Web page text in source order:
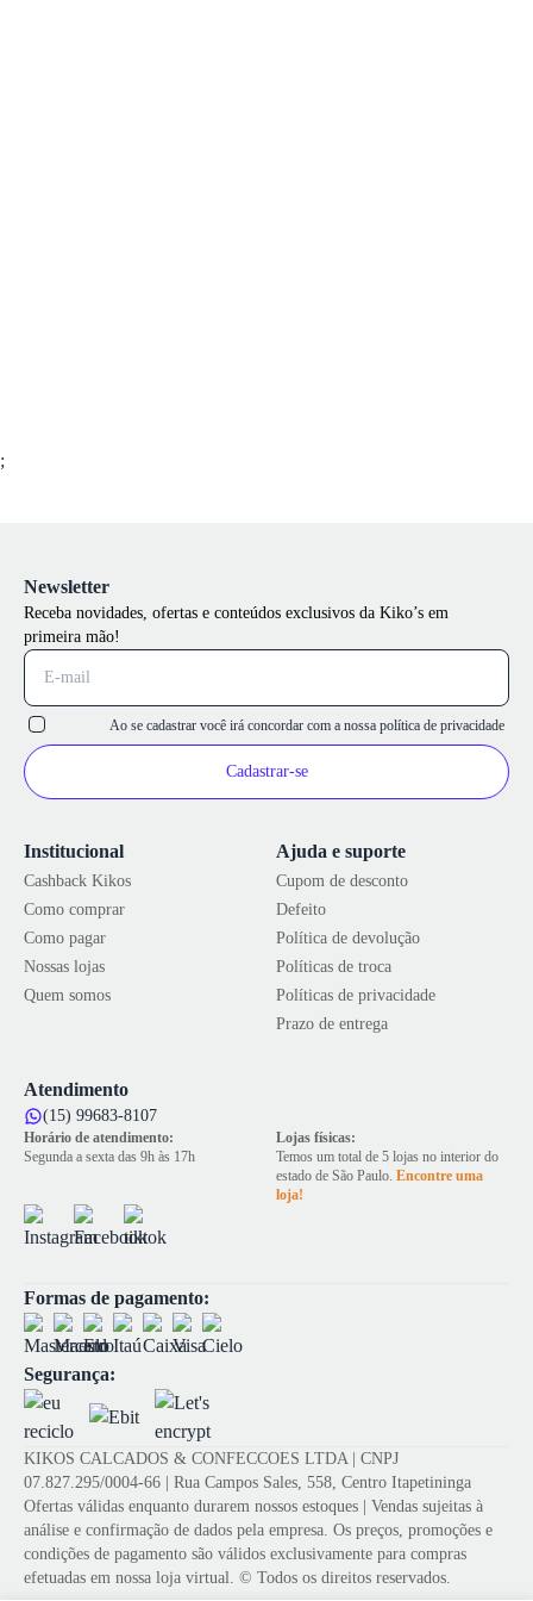
;
Institucional
Cashback Kikos
Como comprar
Como pagar
Nossas lojas
Quem somos
Ajuda e suporte
Cupom de desconto
Defeito
Política de devolução
Políticas de troca
Políticas de privacidade
Prazo de entrega
Atendimento
(15) 99683-8107
Horário de atendimento:
Segunda a sexta das 9h às 17h
Lojas físicas:
Temos um total de 5 lojas no interior do
estado de São Paulo. Encontre uma
loja!
Newsletter
Receba novidades, ofertas e conteúdos exclusivos da Kiko’s em
primeira mão!
Ao se cadastrar você irá concordar com a nossa política de privacidade
Cadastrar-se
Formas de pagamento:
Segurança:
KIKOS CALCADOS & CONFECCOES LTDA | CNPJ
07.827.295/0004-66 | Rua Campos Sales, 558, Centro Itapetininga
Ofertas válidas enquanto durarem nossos estoques | Vendas sujeitas à
análise e confirmação de dados pela empresa. Os preços, promoções e
condições de pagamento são válidos exclusivamente para compras
efetuadas em nossa loja virtual. © Todos os direitos reservados.